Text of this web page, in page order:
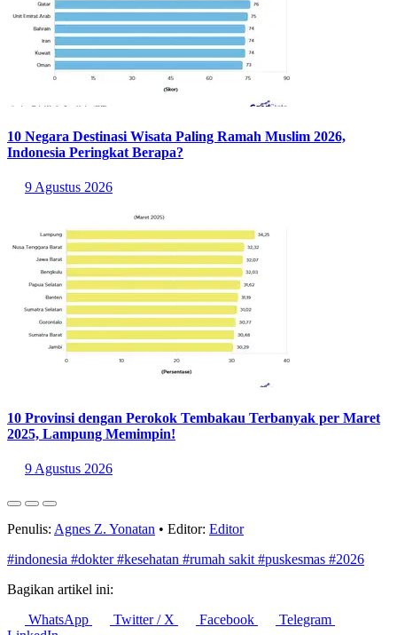
10 Negara Destinasi Wisata Paling Ramah Muslim 2026,
Indonesia Peringkat Berapa?
9 Agustus 2026
10 Provinsi dengan Perokok Tembakau Terbanyak per Maret
2025, Lampung Memimpin!
9 Agustus 2026
Penulis: Agnes Z. Yonatan • Editor: Editor
#indonesia #dokter#kesehatan #rumah sakit #puskesmas #2026
Bagikan artikel ini:
WhatsApp
Twitter / X Facebook
Telegram